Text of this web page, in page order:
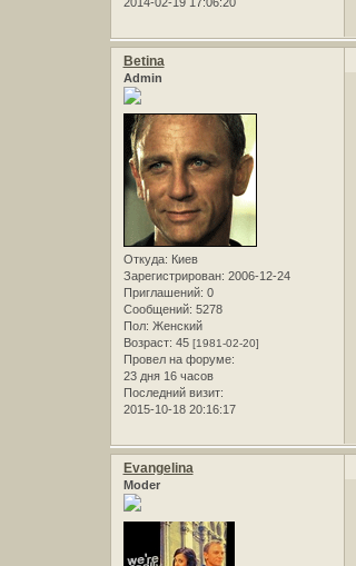
Betina
Admin
Откуда: Киев
Зарегистрирован: 2006-12-24
Приглашений: 0
Сообщений: 5278
Пол: Женский
Возраст: 45 [1981-02-20]
Провел на форуме:
23 дня 16 часов
Последний визит:
2015-10-18 20:16:17
Evangelina
Moder